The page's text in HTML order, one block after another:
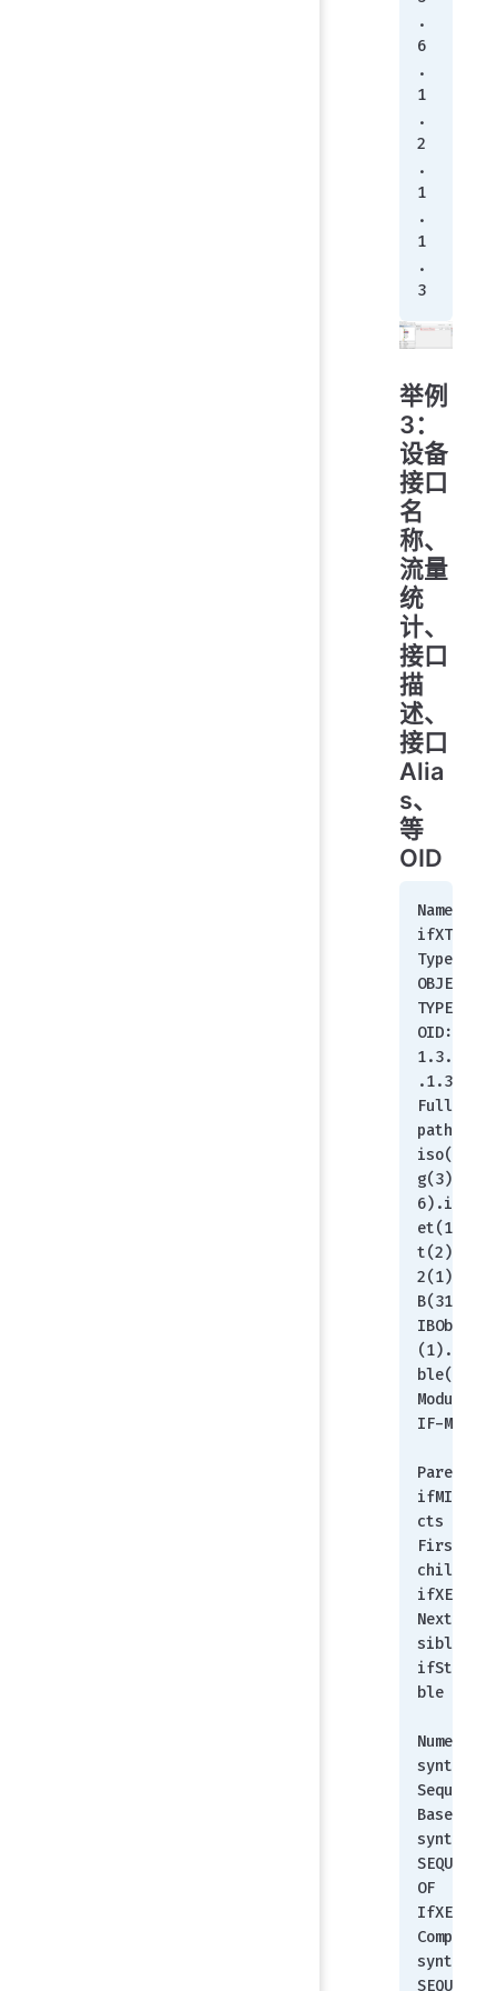
.
6
.
1
.
2
.
1
.
1
.
3
举例
3：
设备
接口
名
称、
流量
统
计、
接口
描
述、
接口
Alia
s、
等
OID
Name:
ifXTable
Type:
OBJECT-
TYPE
OID:
1.3.6.1.2
.1.31.1.1
Full
path:
iso(1).or
g(3).dod(
6).intern
et(1).mgm
t(2).mib-
2(1).ifMI
B(31).ifM
IBObjects
(1).ifXTa
ble(1)
Module:
IF-MIB
Parent:
ifMIBObje
cts
First
child:
ifXEntry
Next
sibling:
ifStackTa
ble
Numerical
syntax:
Sequence
Base
syntax:
SEQUENCE
OF
IfXEntry
Composed
syntax:
SEQUENCE